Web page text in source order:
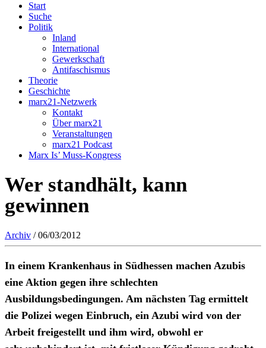
Start
Suche
Politik
Inland
International
Gewerkschaft
Antifaschismus
Theorie
Geschichte
marx21-Netzwerk
Kontakt
Über marx21
Veranstaltungen
marx21 Podcast
Marx Is’ Muss-Kongress
Wer standhält, kann
gewinnen
Archiv / 06/03/2012
In einem Krankenhaus in Südhessen machen Azubis
eine Aktion gegen ihre schlechten
Ausbildungsbedingungen. Am nächsten Tag ermittelt
die Polizei wegen Einbruch, ein Azubi wird von der
Arbeit freigestellt und ihm wird, obwohl er